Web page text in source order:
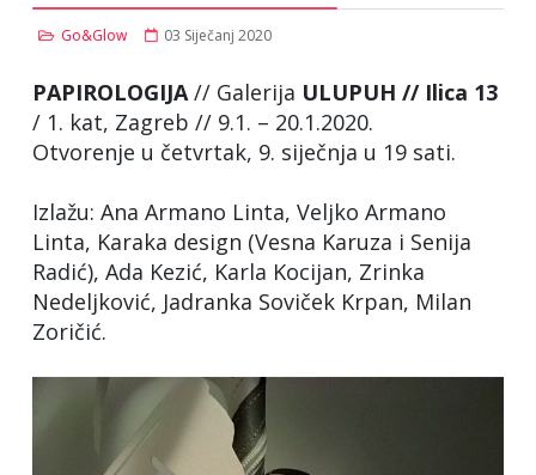
Go&Glow 03 Siječanj 2020
PAPIROLOGIJA// Galerija ULUPUH // Ilica 13
/ 1. kat, Zagreb // 9.1. – 20.1.2020.
Otvorenje u četvrtak, 9. siječnja u 19 sati.
Izlažu: Ana Armano Linta, Veljko Armano
Linta, Karaka design (Vesna Karuza i Senija
Radić), Ada Kezić, Karla Kocijan, Zrinka
Nedeljković, Jadranka Soviček Krpan, Milan
Zoričić.